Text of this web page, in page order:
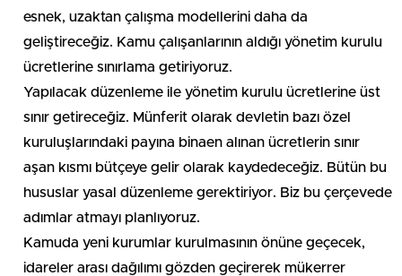
esnek, uzaktan çalışma modellerini daha da
geliştireceğiz. Kamu çalışanlarının aldığı yönetim kurulu
ücretlerine sınırlama getiriyoruz.
Yapılacak düzenleme ile yönetim kurulu ücretlerine üst
sınır getireceğiz. Münferit olarak devletin bazı özel
kuruluşlarındaki payına binaen alınan ücretlerin sınır
aşan kısmı bütçeye gelir olarak kaydedeceğiz. Bütün bu
hususlar yasal düzenleme gerektiriyor. Biz bu çerçevede
adımlar atmayı planlıyoruz.
Kamuda yeni kurumlar kurulmasının önüne geçecek,
idareler arası dağılımı gözden geçirerek mükerrer